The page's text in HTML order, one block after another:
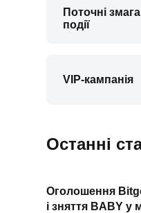
Поточні
події
VIP-кампанія
Останні
Оголошення
і зняття BABY у